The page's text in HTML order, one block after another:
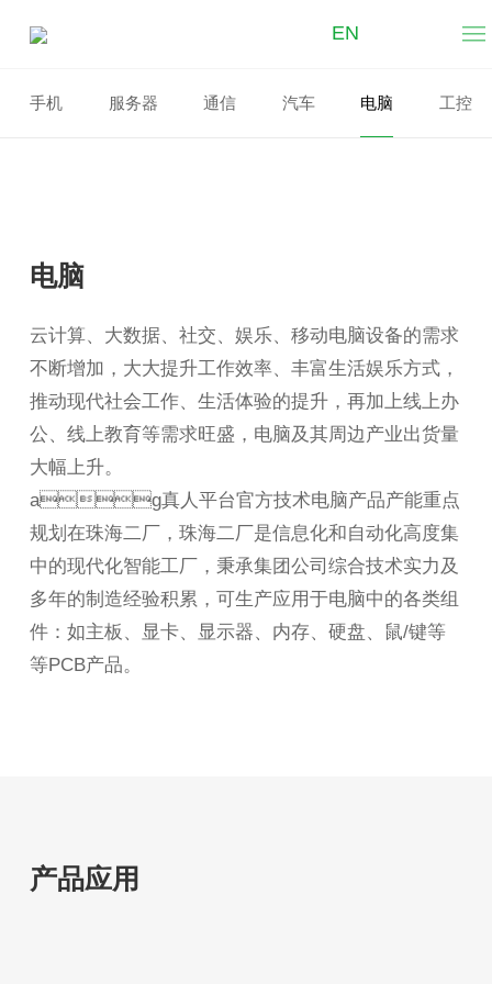
EN
电脑
手机 服务器 通信 汽车 电脑 工控
电脑
云计算、大数据、社交、娱乐、移动电脑设备的需求
不断增加，大大提升工作效率、丰富生活娱乐方式，
推动现代社会工作、生活体验的提升，再加上线上办
公、线上教育等需求旺盛，电脑及其周边产业出货量
大幅上升。
ag真人平台官方技术电脑产品产能重点
规划在珠海二厂，珠海二厂是信息化和自动化高度集
中的现代化智能工厂，秉承集团公司综合技术实力及
多年的制造经验积累，可生产应用于电脑中的各类组
件：如主板、显卡、显示器、内存、硬盘、鼠/键等
等PCB产品。
产品应用